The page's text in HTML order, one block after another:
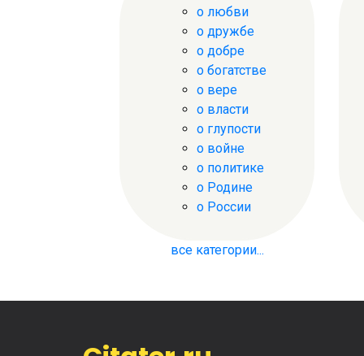
о любви
о дружбе
о добре
о богатстве
о вере
о власти
о глупости
о войне
о политике
о Родине
о России
все категории...